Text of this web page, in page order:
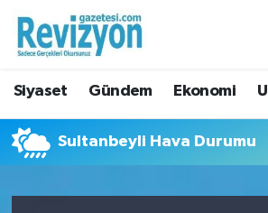
Siyaset Gündem Ekonomi
Sultanbeyli Hava Durumu